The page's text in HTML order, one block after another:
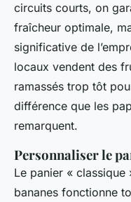
circuits courts, on
fraîcheur optimale,
significative de
locaux vendent des
ramassés trop tôt
différence que les
remarquent.
Personnaliser le
Le panier «
bananes fonctionne